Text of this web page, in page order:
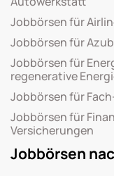
Jobbörsen für
Jobbörsen für
Jobbörsen für
regenerative
Jobbörsen für
Jobbörsen für
Versicherungen
Jobbörsen